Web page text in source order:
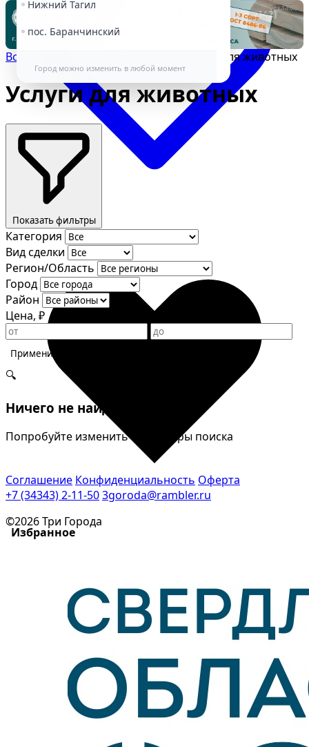
Нижний Тагил
пос. Баранчинский
Город можно изменить в любой момент
Избранное
Перейти в избранное
Реклама
Все объявления Услуги для животных
Услуги для животных
Категория
Вид сделки
Регион/Область
Город
Район
Цена, ₽
Применить фильтры
🔍
Ничего не найдено
Попробуйте изменить параметры поиска
Показать фильтры
Соглашение Конфиденциальность Оферта
+7 (34343) 2-11-503goroda@rambler.ru
©2026 Три Города